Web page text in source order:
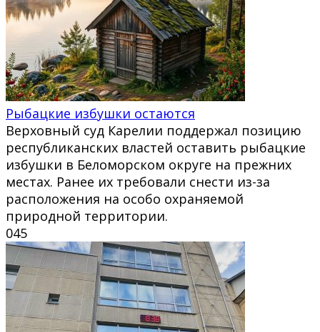
Рыбацкие избушки остаются
Верховный суд Карелии поддержал позицию
республиканских властей оставить рыбацкие
избушки в Беломорском округе на прежних
местах. Ранее их требовали снести из-за
расположения на особо охраняемой
природной территории.
045